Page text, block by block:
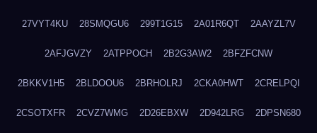
27VYT4KU 28SMQGU6 299T1G15 2A01R6QT 2AAYZL7V
2AFJGVZY 2ATPPOCH 2B2G3AW2 2BFZFCNW
2BKKV1H5 2BLDOOU6 2BRHOLRJ 2CKA0HWT 2CRELPQI
2CSOTXFR 2CVZ7WMG 2D26EBXW 2D942LRG 2DPSN680